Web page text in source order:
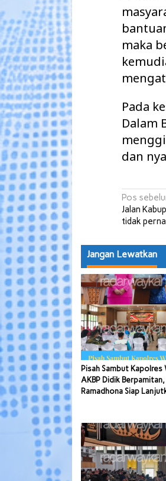
maka
Pada
Dalam
dan
pos
Pos
Jalan
tidak
Jangan Lewatkan
Pisah Sambut Kapolres
AKBP Didik Berpamitan,
Ramadhona Siap